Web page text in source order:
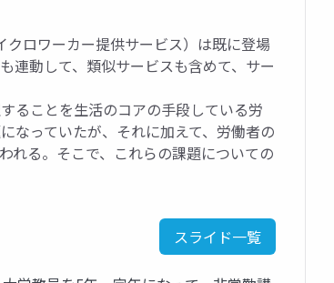
ロワーカー提供サービス）は既に登場
連動して、類似サービスも含めて、サー
ることを生活のコアの手段している労
なっていたが、それに加えて、労働者の
れる。そこで、これらの課題についての
スライド一覧